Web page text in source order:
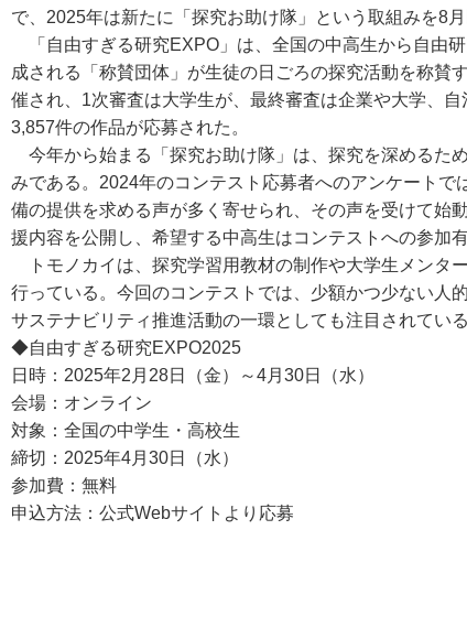
で、2025年は新たに「探究お助け隊」という取組みを8
「自由すぎる研究EXPO」は、全国の中高生から自由
成される「称賛団体」が生徒の日ごろの探究活動を称賛
催され、1次審査は大学生が、最終審査は企業や大学、
3,857件の作品が応募された。
今年から始まる「探究お助け隊」は、探究を深めるた
みである。2024年のコンテスト応募者へのアンケート
備の提供を求める声が多く寄せられ、その声を受けて始
援内容を公開し、希望する中高生はコンテストへの参加
トモノカイは、探究学習用教材の制作や大学生メンタ
行っている。今回のコンテストでは、少額かつ少ない人
サステナビリティ推進活動の一環としても注目されている
◆自由すぎる研究EXPO2025
日時：2025年2月28日（金）～4月30日（水）
会場：オンライン
対象：全国の中学生・高校生
締切：2025年4月30日（水）
参加費：無料
申込方法：公式Webサイトより応募